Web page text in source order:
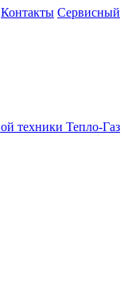
Контакты Сервисный